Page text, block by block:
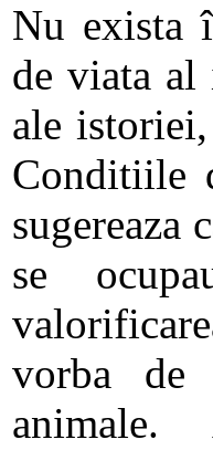
Nu exista
de viata al
ale
Conditiile
sugereaza
se
vorba de